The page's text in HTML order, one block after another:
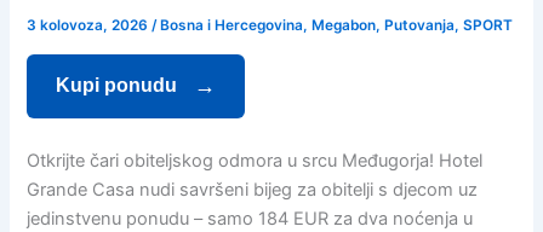
3 kolovoza, 2026/ Bosna i Hercegovina, Megabon, Putovanja,SPORT
Kupi ponudu
Otkrijte čari obiteljskog odmora u srcu Međugorja! Hotel
Grande Casa nudi savršeni bijeg za obitelji s djecom uz
jedinstvenu ponudu – samo 184 EUR za dva noćenja u